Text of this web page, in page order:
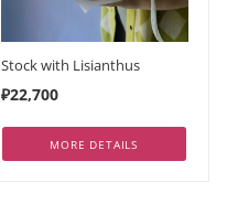
Stock with Lisianthus
₽22,700
MORE DETAILS